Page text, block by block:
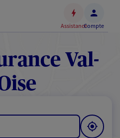
Accéder
contenu
principal
Accéder
au
de
AssistanceCompte
Val-